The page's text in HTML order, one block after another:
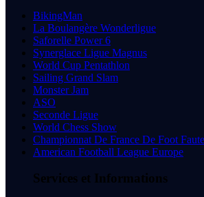
BikingMan
La Boulangère Wonderligue
Saforelle Power 6
Synerglace Ligue Magnus
World Cup Pentathlon
Sailing Grand Slam
Monster Jam
ASO
Seconde Ligue
World Chess Show
Championnat De France De Foot
American Football League Europe
Services et Informations